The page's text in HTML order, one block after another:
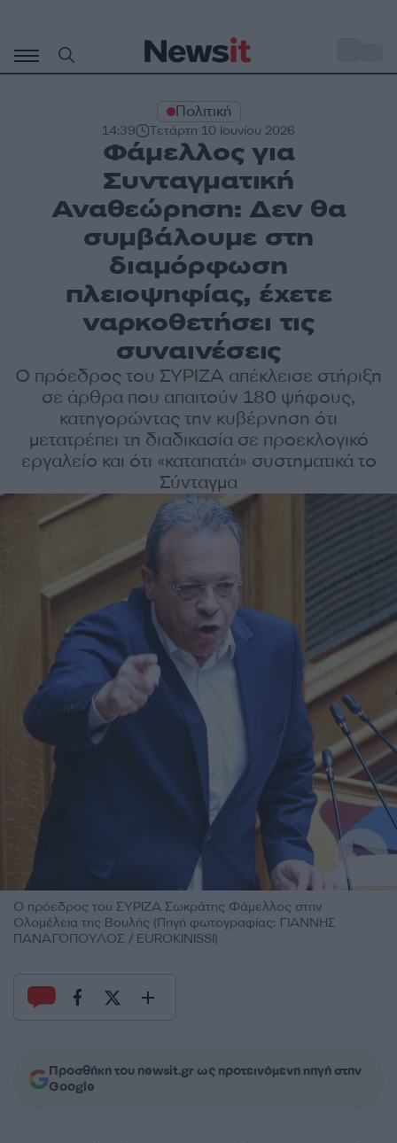
περιεχόμενο
Πολιτική
14:39 Τετάρτη 10 Ιουνίου 2026
Φάμελλος για
Συνταγματική
Αναθεώρηση: Δεν θα
συμβάλουμε στη
διαμόρφωση
πλειοψηφίας, έχετε
ναρκοθετήσει τις
συναινέσεις
Ο πρόεδρος του ΣΥΡΙΖΑ απέκλεισε στήριξη
σε άρθρα που απαιτούν 180 ψήφους,
κατηγορώντας την κυβέρνηση ότι
μετατρέπει τη διαδικασία σε προεκλογικό
εργαλείο και ότι «καταπατά» συστηματικά το
Σύνταγμα
Ο πρόεδρος του ΣΥΡΙΖΑ Σωκράτης Φάμελλος στην
Ολομέλεια της Βουλής (Πηγή φωτογραφίας: ΓΙΑΝΝΗΣ
ΠΑΝΑΓΟΠΟΥΛΟΣ / EUROKINISSI)
Προσθήκη του newsit.gr ως προτεινόμενη πηγή στην
Google